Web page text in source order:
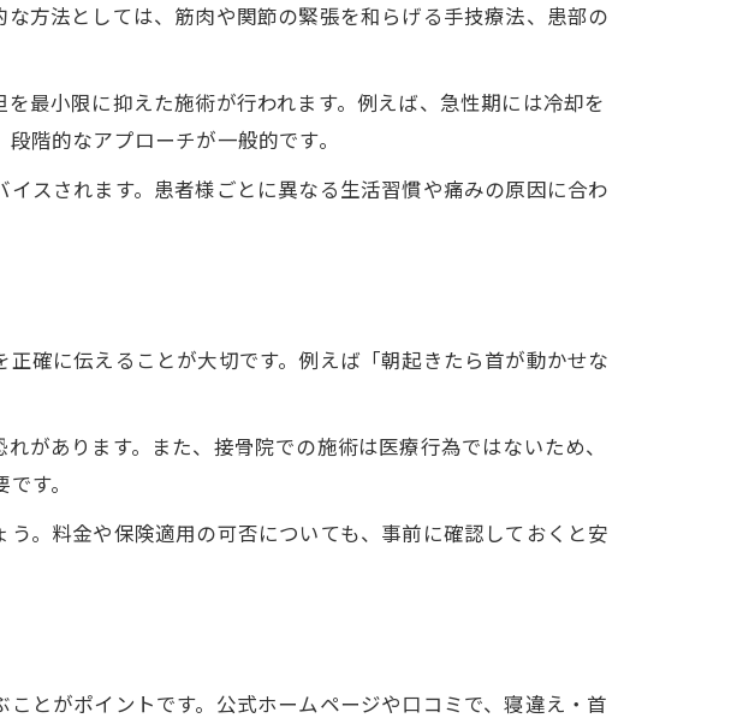
から解消
を紹介
院施術
対策
術
見直し
指導
用例
ント解説
割を知る
な選択を考察
リット
方法としては、筋肉や関節の緊張を和らげる手技療法、患部の
最小限に抑えた施術が行われます。例えば、急性期には冷却を
階的なアプローチが一般的です。
スされます。患者様ごとに異なる生活習慣や痛みの原因に合わ
確に伝えることが大切です。例えば「朝起きたら首が動かせな
があります。また、接骨院での施術は医療行為ではないため、
す。
。料金や保険適用の可否についても、事前に確認しておくと安
とがポイントです。公式ホームページや口コミで、寝違え・首